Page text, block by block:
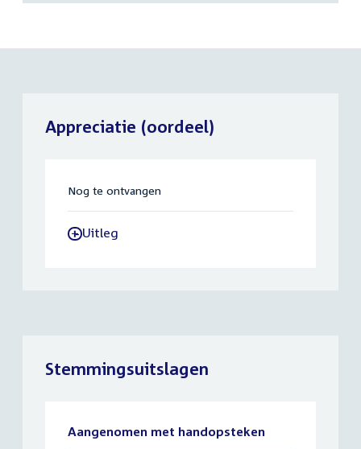
Appreciatie (oordeel)
Nog te ontvangen
-Uitleg
Stemmingsuitslagen
Aangenomen met handopsteken